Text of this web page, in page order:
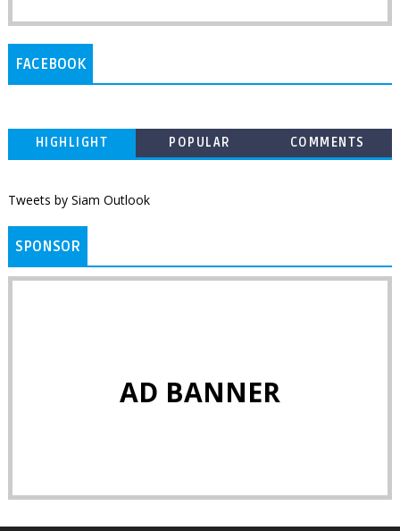
FACEBOOK
HIGHLIGHT POPULAR COMMENTS
Tweets by Siam Outlook
SPONSOR
AD BANNER